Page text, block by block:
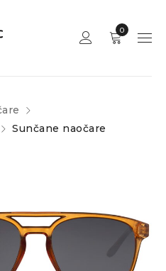
0
Sunčane naočare